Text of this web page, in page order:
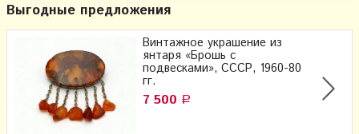
Выгодные предложения
Винтажное украшение из
янтаря «Брошь с
подвесками», СССР, 1960-80
гг.
7 500 Р